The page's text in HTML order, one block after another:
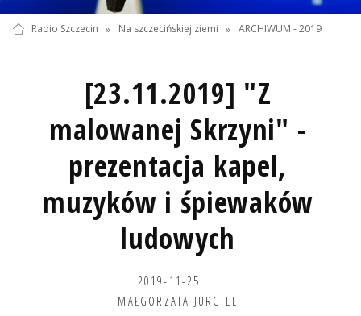
Radio Szczecin » Na szczecińskiej ziemi » ARCHIWUM - 2019
[23.11.2019] "Z
malowanej Skrzyni" -
prezentacja kapel,
muzyków i śpiewaków
ludowych
2019-11-25
MAŁGORZATA JURGIEL